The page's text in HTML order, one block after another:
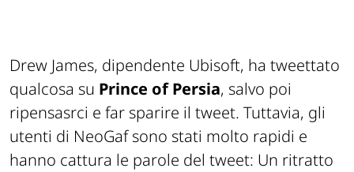
Drew James, dipendente Ubisoft, ha tweettato
qualcosa su Prince of Persia, salvo poi
ripensasrci e far sparire il tweet. Tuttavia, gli
utenti di NeoGaf sono stati molto rapidi e
hanno cattura le parole del tweet: Un ritratto